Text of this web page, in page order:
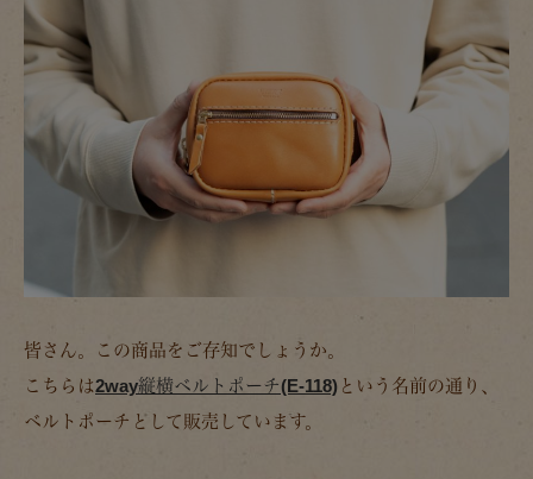
皆さん。この商品をご存知でしょうか。
こちらは2way縦横ベルトポーチ(E-118) という名前の通り、
ベルトポーチとして販売しています。